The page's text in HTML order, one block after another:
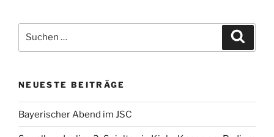
nach:
NEUESTE BEITRÄGE
Bayerischer Abend im JSC